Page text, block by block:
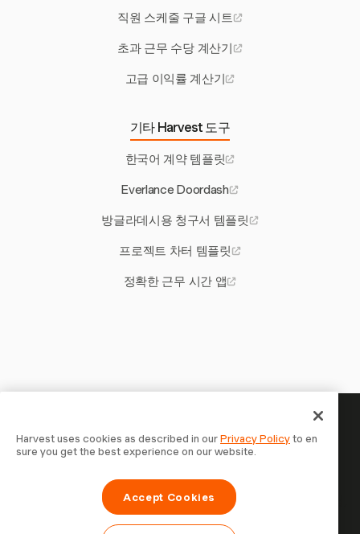
직원 스케줄 구글 시트
초과 근무 수당 계산기
고급 이익률 계산기
기타 Harvest 도구
한국어 계약 템플릿
Everlance Doordash
방글라데시용 청구서 템플릿
프로젝트 차터 템플릿
정확한 근무 시간 앱
당신의 시간은 기록할 가치가 있
습니다 — 지금 시작하세요
Harvest로 시간을 추적하고, 고객에게 청구하고, 더 빠르게
결제를 받는 70,000개 이상의 기업에 합류하세요. 무료 체험,
Harvest uses cookies as described in ourPrivacy Policyto en
sure you get the best experience on our website.
Accept Cookies